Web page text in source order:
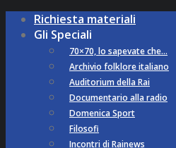
Richiesta materiali
Gli Speciali
70×70, lo sapevate che…
Archivio folklore italiano
Auditorium della Rai
Documentario alla radio
Domenica Sport
Filosofi
Incontri di Rainews